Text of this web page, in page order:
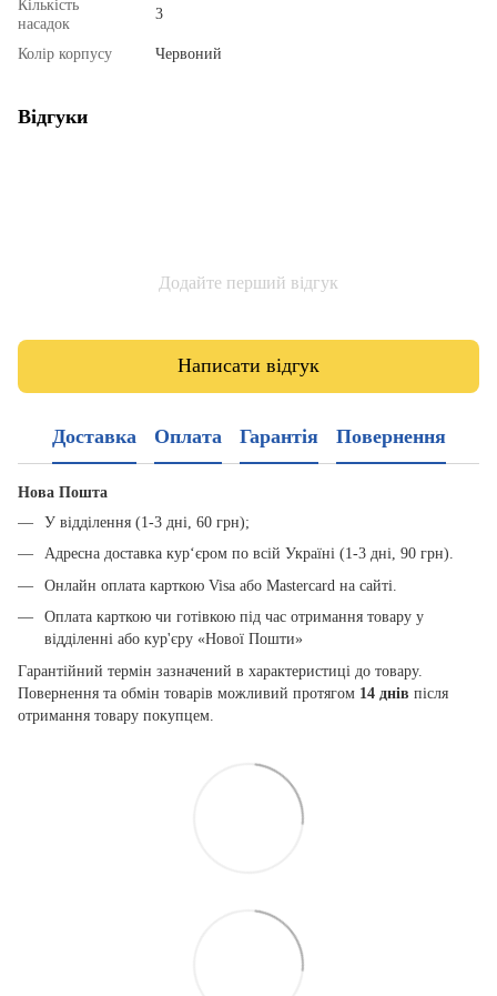
Кількість
насадок
3
Колір корпусу Червоний
Відгуки
Додайте перший відгук
Написати відгук
Доставка Оплата Гарантія Повернення
Нова Пошта
У відділення (1-3 дні, 60 грн);
Адресна доставка кур‘єром по всій Україні (1-3 дні, 90 грн).
Онлайн оплата карткою Visa або Mastercard на сайті.
Оплата карткою чи готівкою під час отримання товару у
відділенні або кур'єру «Нової Пошти»
Гарантійний термін зазначений в характеристиці до товару.
Повернення та обмін товарів можливий протягом 14 днів після
отримання товару покупцем.